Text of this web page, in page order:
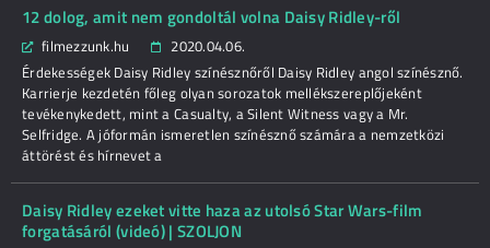
12 dolog, amit nem gondoltál volna Daisy Ridley-ről
filmezzunk.hu
2020.04.06.
Érdekességek Daisy Ridley színésznőről Daisy Ridley angol színésznő.
Karrierje kezdetén főleg olyan sorozatok mellékszereplőjeként
tevékenykedett, mint a Casualty, a Silent Witness vagy a Mr.
Selfridge. A jóformán ismeretlen színésznő számára a nemzetközi
áttörést és hírnevet a
Daisy Ridley ezeket vitte haza az utolsó Star Wars-film
forgatásáról (videó) | SZOLJON